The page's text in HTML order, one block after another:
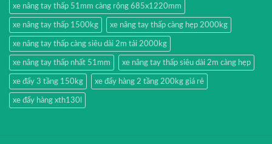
xe nâng tay thấp 51mm càng rộng 685x1220mm
xe nâng tay thấp 1500kg xe nâng tay thấp càng hẹp 2000kg
xe nâng tay thấp càng siêu dài 2m tải 2000kg
xe nâng tay thấp nhất 51mm xe nâng tay thấp siêu dài 2m càng hẹp
xe đẩy 3 tầng 150kg xe đẩy hàng 2 tầng 200kg giá rẻ
xe đẩy hàng xth130l